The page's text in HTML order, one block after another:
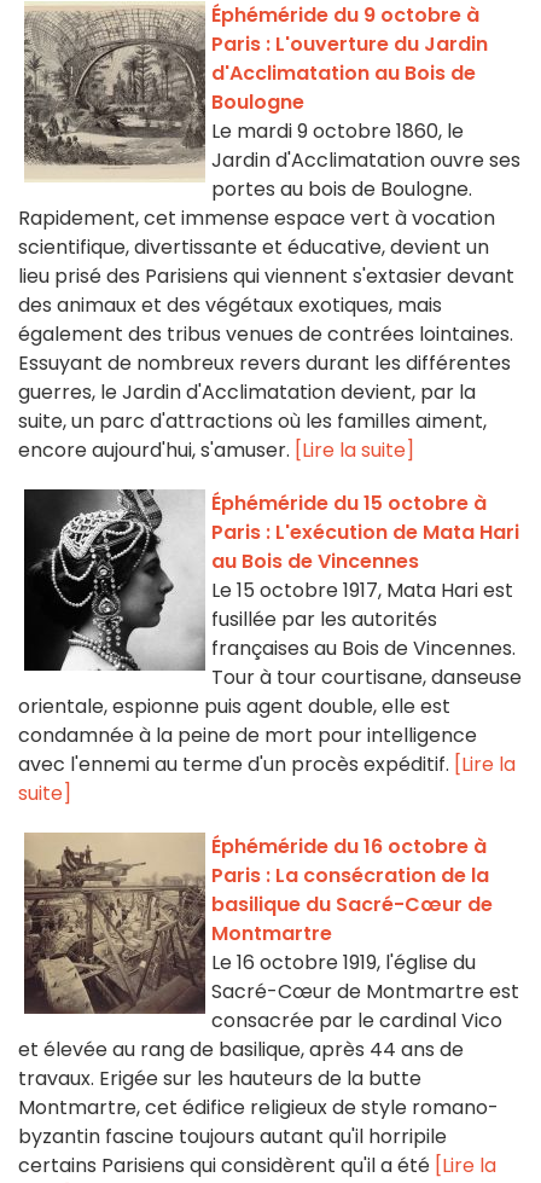
Éphéméride du 9 octobre à
Paris : L'ouverture du Jardin
d'Acclimatation au Bois de
Boulogne
Le mardi 9 octobre 1860, le
Jardin d'Acclimatation ouvre ses
portes au bois de Boulogne.
Rapidement, cet immense espace vert à vocation
scientifique, divertissante et éducative, devient un
lieu prisé des Parisiens qui viennent s'extasier devant
des animaux et des végétaux exotiques, mais
également des tribus venues de contrées lointaines.
Essuyant de nombreux revers durant les différentes
guerres, le Jardin d'Acclimatation devient, par la
suite, un parc d'attractions où les familles aiment,
encore aujourd'hui, s'amuser. [Lire la suite]
Éphéméride du 15 octobre à
Paris : L'exécution de Mata Hari
au Bois de Vincennes
Le 15 octobre 1917, Mata Hari est
fusillée par les autorités
françaises au Bois de Vincennes.
Tour à tour courtisane, danseuse
orientale, espionne puis agent double, elle est
condamnée à la peine de mort pour intelligence
avec l'ennemi au terme d'un procès expéditif. [Lire la
suite]
Éphéméride du 16 octobre à
Paris : La consécration de la
basilique du Sacré-Cœur de
Montmartre
Le 16 octobre 1919, l'église du
Sacré-Cœur de Montmartre est
consacrée par le cardinal Vico
et élevée au rang de basilique, après 44 ans de
travaux. Erigée sur les hauteurs de la butte
Montmartre, cet édifice religieux de style romano-
byzantin fascine toujours autant qu'il horripile
certains Parisiens qui considèrent qu'il a été [Lire la